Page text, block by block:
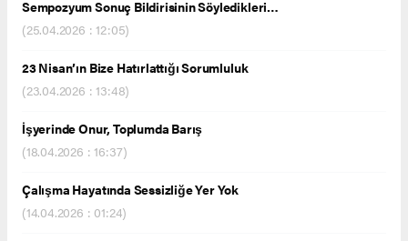
Sempozyum Sonuç Bildirisinin Söyledikleri…
(25.04.2026 : 12:05)
23 Nisan’ın Bize Hatırlattığı Sorumluluk
(23.04.2026 : 13:48)
İşyerinde Onur, Toplumda Barış
(18.04.2026 : 16:37)
Çalışma Hayatında Sessizliğe Yer Yok
(14.04.2026 : 01:24)